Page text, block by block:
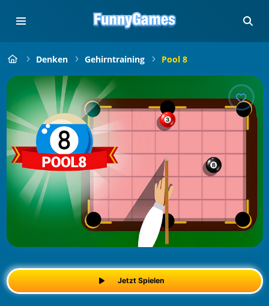
Denken Gehirntraining Pool 8
Jetzt Spielen